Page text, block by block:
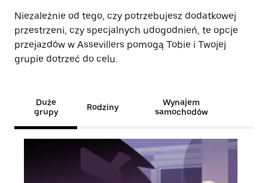
Niezależnie od tego, czy potrzebujesz dodatkowej
przestrzeni, czy specjalnych udogodnień, te opcje
przejazdów w Assevillers pomogą Tobie i Twojej
grupie dotrzeć do celu.
Duże
grupy
Rodziny
Wynajem
samochodów